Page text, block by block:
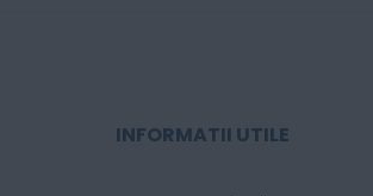
INFORMATII UTILE